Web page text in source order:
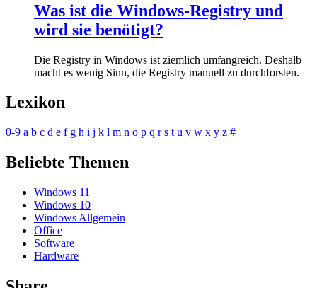
Was ist die Windows-Registry und
wird sie benötigt?
Die Registry in Windows ist ziemlich umfangreich. Deshalb
macht es wenig Sinn, die Registry manuell zu durchforsten.
Lexikon
0-9 a b c d e f g h i j k l m n o p q r s t u v w x y z #
Beliebte Themen
Windows 11
Windows 10
Windows Allgemein
Office
Software
Hardware